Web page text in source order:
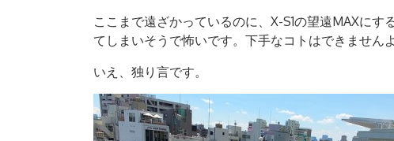
ここまで遠ざかっているのに、X-S1の望遠MAXに
てしまいそうで怖いです。下手なコトはできませんよ
いえ、独り言です。